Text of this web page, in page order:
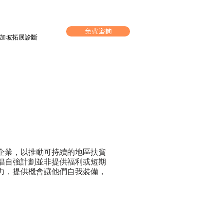
坡拓展診斷
免費諮詢
業，以推動可持續的地區扶貧
自強計劃並非提供福利或短期
提供機會讓他們自我裝備，